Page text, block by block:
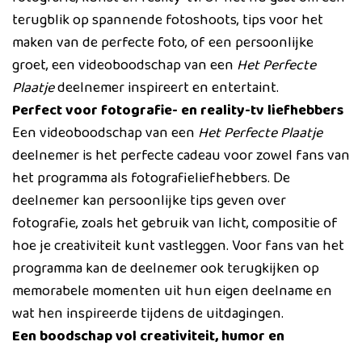
terugblik op spannende fotoshoots, tips voor het
maken van de perfecte foto, of een persoonlijke
groet, een videoboodschap van een Het Perfecte
Plaatjedeelnemer inspireert en entertaint.
Perfect voor fotografie- en reality-tv liefhebbers
Een videoboodschap van een Het Perfecte Plaatje
deelnemer is het perfecte cadeau voor zowel fans van
het programma als fotografieliefhebbers. De
deelnemer kan persoonlijke tips geven over
fotografie, zoals het gebruik van licht, compositie of
hoe je creativiteit kunt vastleggen. Voor fans van het
programma kan de deelnemer ook terugkijken op
memorabele momenten uit hun eigen deelname en
wat hen inspireerde tijdens de uitdagingen.
Een boodschap vol creativiteit, humor en